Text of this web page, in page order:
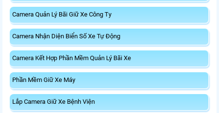
Camera Quản Lý Bãi Giữ Xe Công Ty
Camera Nhận Diện Biển Số Xe Tự Động
Camera Kết Hợp Phần Mềm Quản Lý Bãi Xe
Phần Mềm Giữ Xe Máy
Lắp Camera Giữ Xe Bệnh Viện